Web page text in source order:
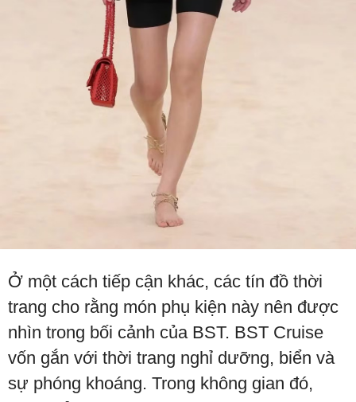
Ở một cách tiếp cận khác, các tín đồ thời
trang cho rằng món phụ kiện này nên được
nhìn trong bối cảnh của BST. BST Cruise
vốn gắn với thời trang nghỉ dưỡng, biển và
sự phóng khoáng. Trong không gian đó,